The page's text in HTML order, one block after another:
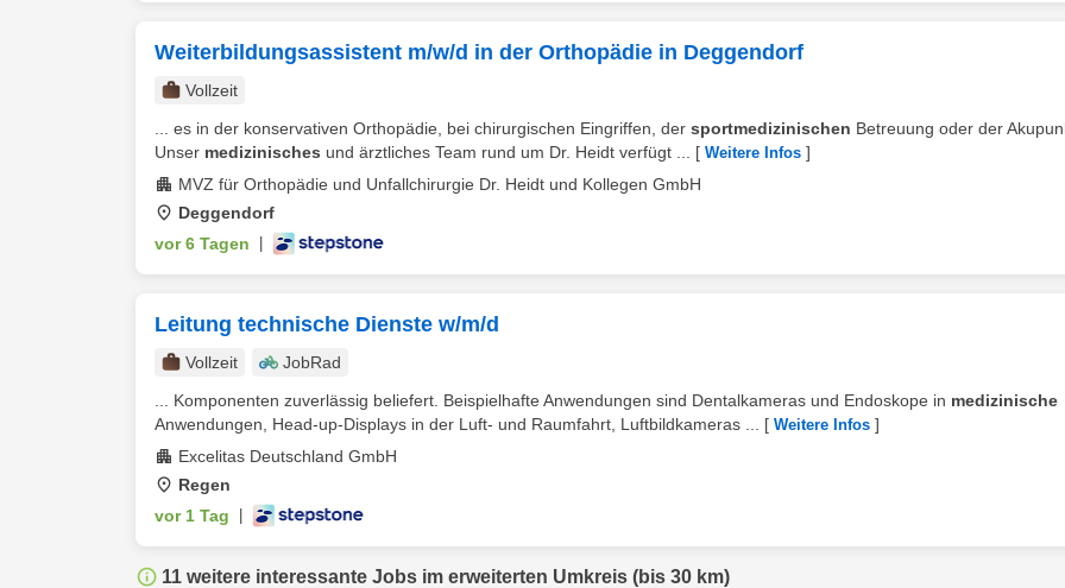
Weiterbildungsassistent m/w/d in der Orthopädie in Deggendorf
Vollzeit
... es in der konservativen Orthopädie, bei chirurgischen Eingriffen, der sportmedizinischen Betreuung oder der
Unser medizinisches und ärztliches Team rund um Dr. Heidt verfügt ... [ Weitere Infos ]
MVZ für Orthopädie und Unfallchirurgie Dr. Heidt und Kollegen GmbH
Deggendorf
vor 6 Tagen
Leitung technische Dienste w/m/d
Vollzeit
JobRad
... Komponenten zuverlässig beliefert. Beispielhafte Anwendungen sind Dentalkameras und Endoskope in medizinische
Anwendungen, Head-up-Displays in der Luft- und Raumfahrt, Luftbildkameras ...
[ Weitere Infos ]
Excelitas Deutschland GmbH
Regen
vor 1 Tag
11 weitere interessante Jobs im erweiterten Umkreis (bis 30 km)